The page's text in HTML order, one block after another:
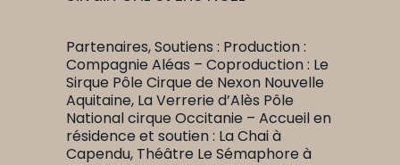
Partenaires, Soutiens : Production :
Compagnie Aléas – Coproduction : Le
Sirque Pôle Cirque de Nexon Nouvelle
Aquitaine, La Verrerie d’Alès Pôle
National cirque Occitanie – Accueil en
résidence et soutien : La Chai à
Capendu, Théâtre Le Sémaphore à